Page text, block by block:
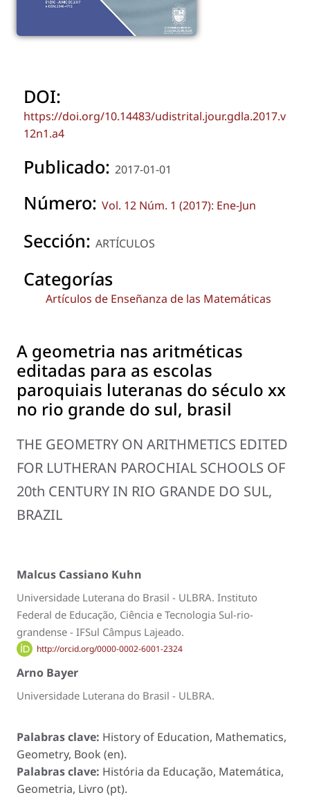
DOI:
https://doi.org/10.14483/udistrital.jour.gdla.2017.v
12n1.a4
Publicado: 2017-01-01
Número: Vol. 12 Núm. 1 (2017): Ene-Jun
Sección: ARTÍCULOS
Categorías
Artículos de Enseñanza de las Matemáticas
A geometria nas aritméticas
editadas para as escolas
paroquiais luteranas do século xx
no rio grande do sul, brasil
THE GEOMETRY ON ARITHMETICS EDITED
FOR LUTHERAN PAROCHIAL SCHOOLS OF
20th CENTURY IN RIO GRANDE DO SUL,
BRAZIL
Malcus Cassiano Kuhn
Universidade Luterana do Brasil - ULBRA. Instituto
Federal de Educação, Ciência e Tecnologia Sul-rio-
grandense - IFSul Câmpus Lajeado.
http://orcid.org/0000-0002-6001-2324
Arno Bayer
Universidade Luterana do Brasil - ULBRA.
Palabras clave: History of Education, Mathematics,
Geometry, Book (en).
Palabras clave: História da Educação, Matemática,
Geometria, Livro (pt).